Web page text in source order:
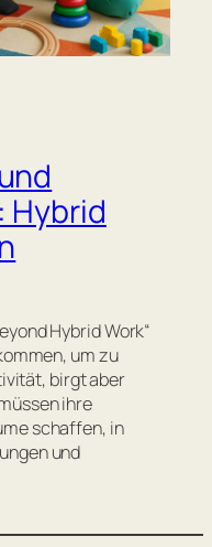
Hybrid
Hybrid Work“
um zu
birgt aber
ihre
schaffen, in
und